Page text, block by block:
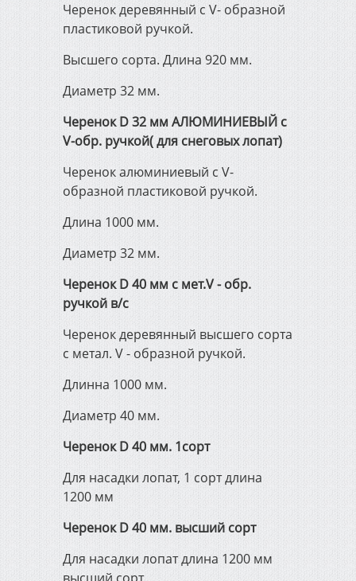
Черенок деревянный с V- образной
пластиковой ручкой.
Высшего сорта. Длина 920 мм.
Диаметр 32 мм.
Черенок D 32 мм АЛЮМИНИЕВЫЙ c
V-обр. ручкой( для снеговых лопат)
Черенок алюминиевый с V-
образной пластиковой ручкой.
Длина 1000 мм.
Диаметр 32 мм.
Черенок D 40 мм с мет.V - обр.
ручкой в/с
Черенок деревянный высшего сорта
с метал. V - образной ручкой.
Длинна 1000 мм.
Диаметр 40 мм.
Черенок D 40 мм. 1сорт
Для насадки лопат, 1 сорт длина
1200 мм
Черенок D 40 мм. высший сорт
Для насадки лопат длина 1200 мм